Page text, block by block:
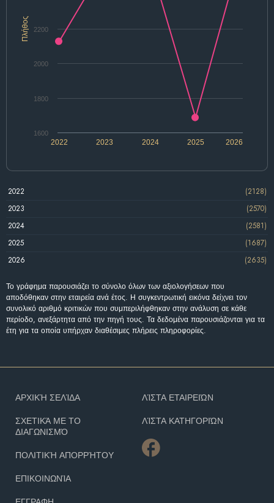
Πλήθος
2025
2022 2023 2024 2026
1600
1800
2000
2200
2022
(2128)
2023
(2570)
2024
(2581)
2025
(1687)
2026
(2635)
Το γράφημα παρουσιάζει το σύνολο όλων των αξιολογήσεων που
αποδόθηκαν στην εταιρεία ανά έτος. Η συγκεντρωτική εικόνα δείχνει τον
συνολικό αριθμό κριτικών που συμπεριλήφθηκαν στην ανάλυση σε κάθε
περίοδο, ανεξάρτητα από την πηγή τους. Τα δεδομένα παρουσιάζονται για τα
έτη για τα οποία υπήρχαν διαθέσιμες πλήρεις πληροφορίες.
ΑΡΧΙΚΉ ΣΕΛΊΔΑ
ΣΧΕΤΙΚΆ ΜΕ ΤΟ
ΔΙΑΓΩΝΙΣΜΌ
ΠΟΛΙΤΙΚΉ ΑΠΟΡΡΉΤΟΥ
ΕΠΙΚΟΙΝΩΝΊΑ
ΛΊΣΤΑ ΕΤΑΙΡΕΙΏΝ
ΛΊΣΤΑ ΚΑΤΗΓΟΡΙΏΝ